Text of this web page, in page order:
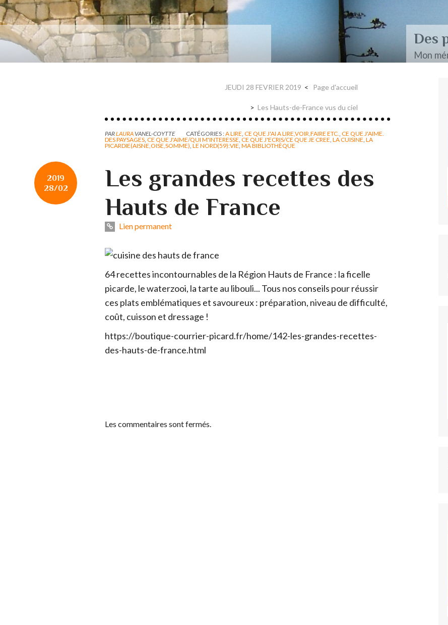
Des paysages de Baudelaire et Nerval
Mon mémoire de maîtrise
JEUDI 28 FEVRIER 2019 Page d'accueil
Les Hauts-de-France vus du ciel
PARLAURA VANEL-COYTTE CATÉGORIES :A LIRE CE QUE J'AI A LIRE,VOIR,FAIRE ETC. CE QUE J'AIME.
DES PAYSAGES CE QUE J'AIME/QUI M'INTERESSE CE QUE J'ECRIS/CE QUE JE CREE LA CUISINE LA
PICARDIE(AISNE,OISE,SOMME) LE NORD(59):VIE, MA BIBLIOTHÈQUE
2019
28/02
Les grandes recettes des
Hauts de France
Lien permanent
64 recettes incontournables de la Région Hauts de France : la ficelle
picarde, le waterzooi, la tarte au libouli... Tous nos conseils pour réussir
ces plats emblématiques et savoureux : préparation, niveau de difficulté,
coût, cuisson et dressage !
https://boutique-courrier-picard.fr/home/142-les-grandes-recettes-
des-hauts-de-france.html
Les commentaires sont fermés.